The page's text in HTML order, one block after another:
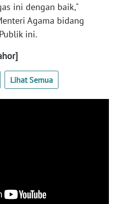
ini dengan baik,"
Agama bidang
ini.
Lihat Semua